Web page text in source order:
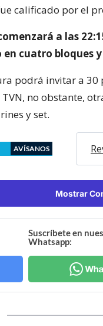
calificado por el
a las
cuatro bloques
podrá invitar a 30
no obstante,
y set.
AVÍSANOS
Mostrar
Suscríbete en
Whatsapp: